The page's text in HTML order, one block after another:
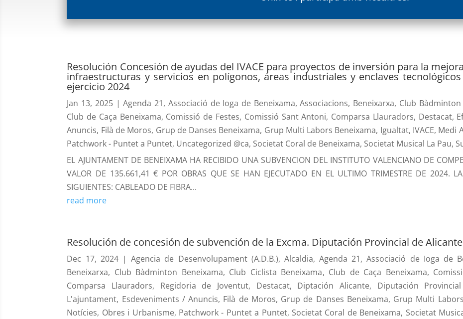
Resolución Concesión de ayudas del IVACE para proyectos de inversión para la
infraestructuras y servicios en polígonos, áreas industriales y enclaves
ejercicio 2024
Jan 13, 2025|Agenda 21, Associació de Ioga de Beneixama,Associacions, Beneixarxa, Club Bàdminton
Club de Caça Beneixama, Comissió de Festes, Comissió Sant Antoni, Comparsa Llauradors, Destacat,
Anuncis, Filà de Moros, Grup de Danses Beneixama, Grup Multi Labors Beneixama, Igualtat, IVACE, Medi
Patchwork - Puntet a Puntet, Uncategorized @ca, Societat Coral de Beneixama, Societat Musical La Pau,
EL AJUNTAMENT DE BENEIXAMA HA RECIBIDO UNA SUBVENCION DEL INSTITUTO VALENCIANO DE
VALOR DE 135.661,41 € POR OBRAS QUE SE HAN EJECUTADO EN EL ULTIMO TRIMESTRE DE 2024.
SIGUIENTES: CABLEADO DE FIBRA...
read more
Resolución de concesión de subvención de la Excma. Diputación Provincial de Alicante
Dec 17, 2024|Agencia de Desenvolupament (A.D.B.), Alcaldia,Agenda 21,Associació de Ioga de
Beneixarxa, Club Bàdminton Beneixama, Club Ciclista Beneixama, Club de Caça Beneixama,
Comparsa Llauradors, Regidoria de Joventut, Destacat, Diptación Alicante, Diputación
L'ajuntament, Esdeveniments / Anuncis, Filà de Moros, Grup de Danses Beneixama, Grup Multi
Notícies, Obres i Urbanisme, Patchwork - Puntet a Puntet, Societat Coral de Beneixama, Societat